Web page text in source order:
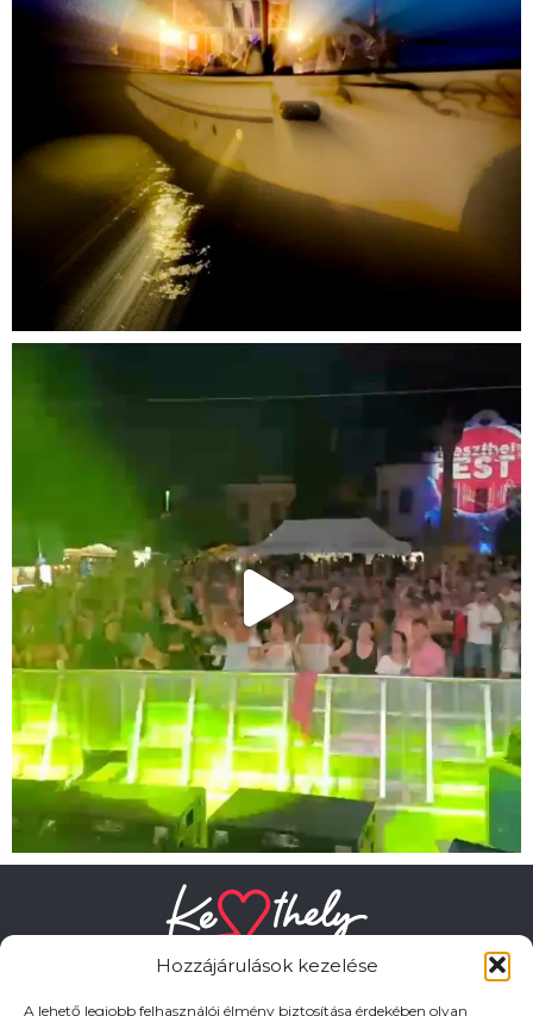
Hozzájárulások kezelése
A lehető legjobb felhasználói élmény biztosítása érdekében olyan